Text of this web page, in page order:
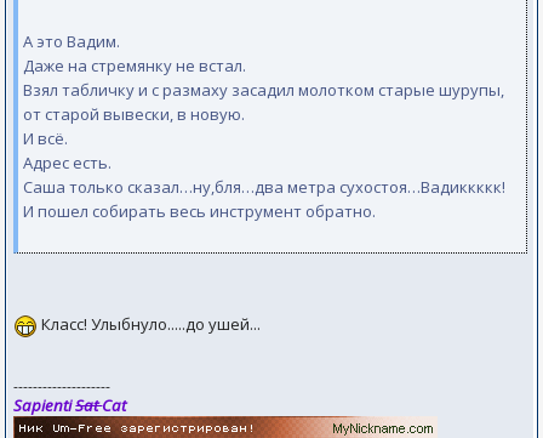
А это Вадим.
Даже на стремянку не встал.
Взял табличку и с размаху засадил молотком старые шурупы,
от старой вывески, в новую.
И всё.
Адрес есть.
Саша только сказал…ну,бля…два метра сухостоя…Вадиккккк!
И пошел собирать весь инструмент обратно.
Класс! Улыбнуло.....до ушей...
--------------------
SapientiSatCat